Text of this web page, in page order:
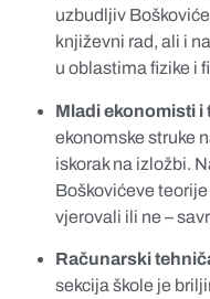
uzbudljiv
književni rad, ali i
u oblastima fizike i
Mladi ekonomisti i
ekonomske struke
iskorak na izložbi.
Boškovićeve
vjerovali ili ne –
Računarski
sekcija škole je